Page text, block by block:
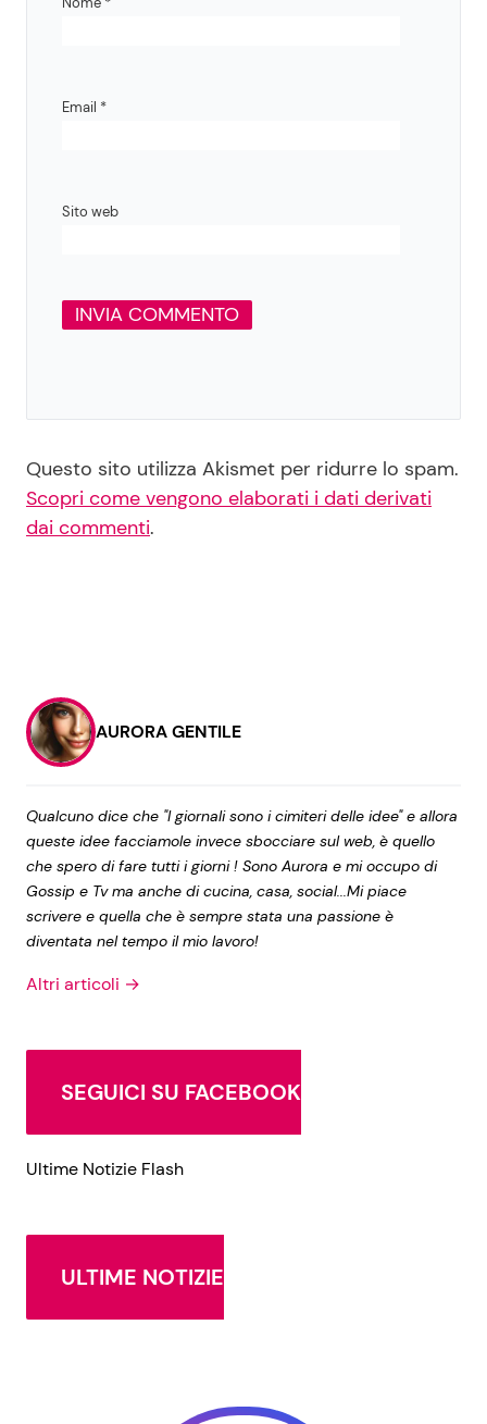
Email *
Sito web
Questo sito utilizza Akismet per ridurre lo spam.
Scopri come vengono elaborati i dati derivati
dai commenti.
AURORA GENTILE
Qualcuno dice che "I giornali sono i cimiteri delle idee" e allora
queste idee facciamole invece sbocciare sul web, è quello
che spero di fare tutti i giorni ! Sono Aurora e mi occupo di
Gossip e Tv ma anche di cucina, casa, social...Mi piace
scrivere e quella che è sempre stata una passione è
diventata nel tempo il mio lavoro!
Altri articoli →
SEGUICI SU FACEBOOK
Ultime Notizie Flash
ULTIME NOTIZIE